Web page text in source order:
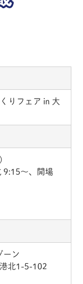
りフェア in 大
9:15～、開場
ーン
北1-5-102